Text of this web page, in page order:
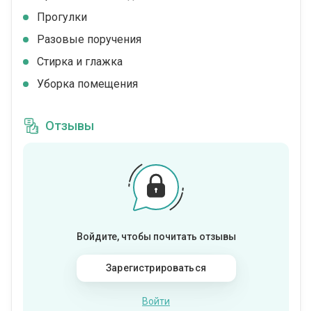
Прогулки
Разовые поручения
Стирка и глажка
Уборка помещения
Отзывы
Войдите, чтобы почитать отзывы
Зарегистрироваться
Войти